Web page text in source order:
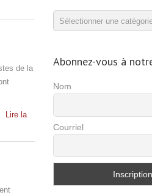
de la
Lire la
Catégories
d’exercices
Abonnez-vous à
Nom
Courriel